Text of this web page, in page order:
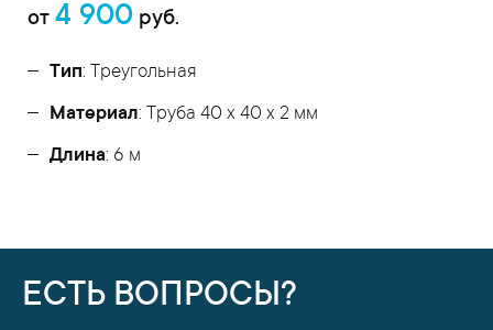
от 4 900 руб.
Тип: Треугольная
Материал: Труба 40 x 40 x 2 мм
Длина: 6 м
ЕСТЬ ВОПРОСЫ?